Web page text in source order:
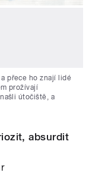
přece ho znají lidé
prožívají
útočiště, a
absurdit